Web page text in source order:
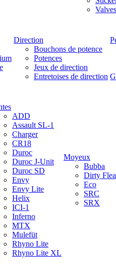
Direction
Bouchons de potence
Potences
Jeux de direction
Entretoises de direction
ADD
Assault SL-1
Charger
CR18
Duroc
Duroc J-Unit
Duroc SD
Envy
Envy Lite
Helix
ICI-1
Inferno
MTX
Mulefüt
Rhyno Lite
Rhyno Lite XL
Moyeux
Bubba
Dirty Flea
Eco
SRC
SRX